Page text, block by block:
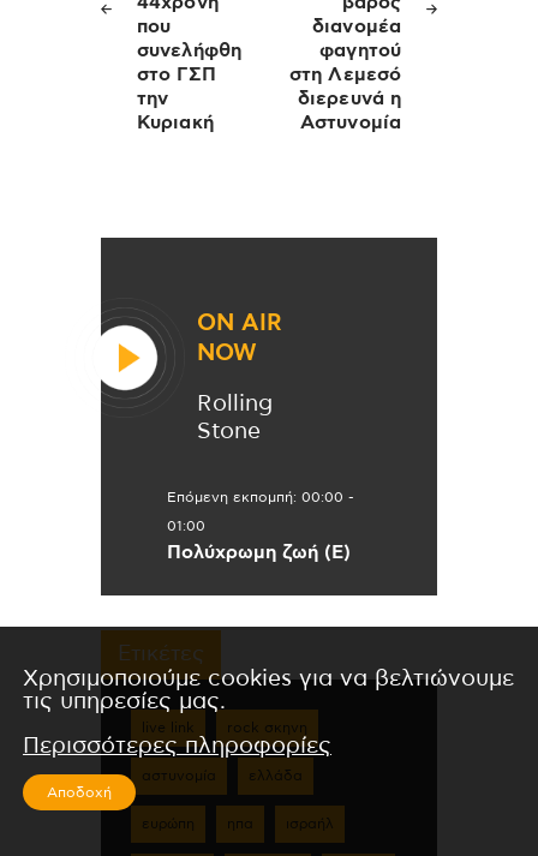
που
συνελήφθη
στο ΓΣΠ
την
Κυριακή
διανομέα
φαγητού
στη Λεμεσό
διερευνά η
Αστυνομία
ON AIR
NOW
Rolling
Stone
Επόμενη εκπομπή: 00:00 -
01:00
Πολύχρωμη ζωή (Ε)
Ετικέτες
live link rock σκηνη
αστυνομία ελλάδα
ευρώπη ηπα ισραήλ
Χρησιμοποιούμε cookies για να βελτιώνουμε
τις υπηρεσίες μας.
Περισσότερες πληροφορίες
Αποδοχή